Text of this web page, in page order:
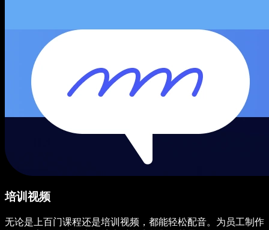
培训视频
无论是上百门课程还是培训视频，都能轻松配音。为员工制作